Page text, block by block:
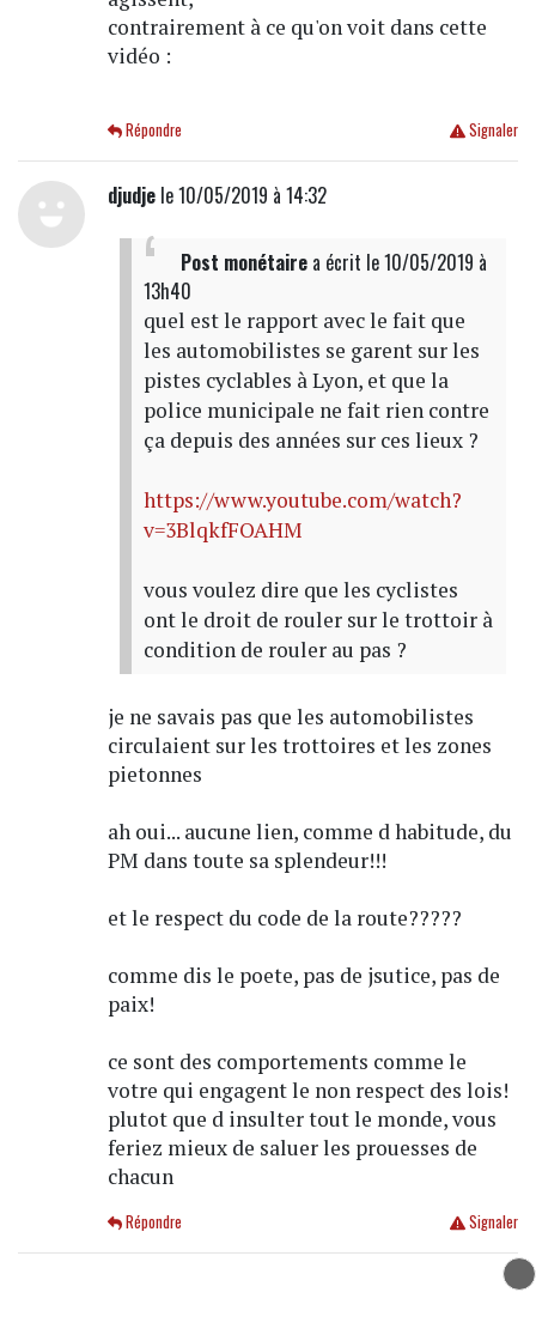
contrairement à ce qu'on voit dans cette
vidéo :
Signaler
Répondre
djudjele 10/05/2019 à 14:32
Post monétairea écrit le 10/05/2019 à
13h40
quel est le rapport avec le fait que
les automobilistes se garent sur les
pistes cyclables à Lyon, et que la
police municipale ne fait rien contre
ça depuis des années sur ces lieux ?
https://www.youtube.com/watch?
v=3BlqkfFOAHM
vous voulez dire que les cyclistes
ont le droit de rouler sur le trottoir à
condition de rouler au pas ?
je ne savais pas que les automobilistes
circulaient sur les trottoires et les zones
pietonnes
ah oui... aucune lien, comme d habitude, du
PM dans toute sa splendeur!!!
et le respect du code de la route?????
comme dis le poete, pas de jsutice, pas de
paix!
ce sont des comportements comme le
votre qui engagent le non respect des lois!
plutot que d insulter tout le monde, vous
feriez mieux de saluer les prouesses de
chacun
Signaler
Répondre